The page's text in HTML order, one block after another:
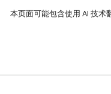
本页面可能包含使用 AI 技术